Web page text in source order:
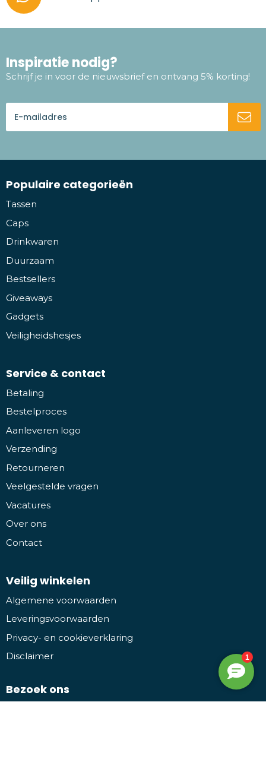
Inspiratie nodig?
Schrijf je in voor de nieuwsbrief en ontvang 5% korting!
Populaire categorieën
Tassen
Caps
Drinkwaren
Duurzaam
Bestsellers
Giveaways
Gadgets
Veiligheidshesjes
Service & contact
Betaling
Bestelproces
Aanleveren logo
Verzending
Retourneren
Veelgestelde vragen
Vacatures
Over ons
Contact
Veilig winkelen
Algemene voorwaarden
Leveringsvoorwaarden
Privacy- en cookieverklaring
Disclaimer
Bezoek ons